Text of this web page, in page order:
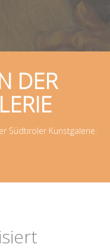
DER
Südtiroler Kunstgalerie.